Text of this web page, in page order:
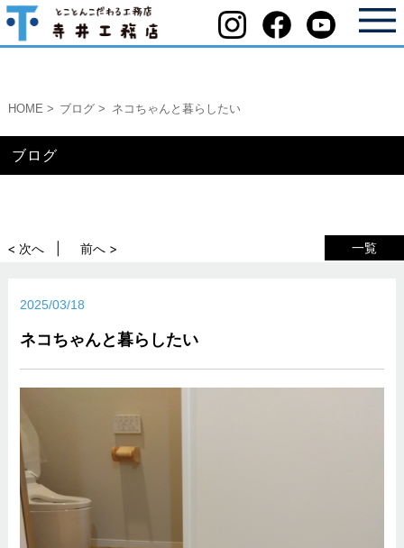
HOME ブログ ネコちゃんと暮らしたい
ブログ
一覧
< 次へ 前へ >
2025/03/18
ネコちゃんと暮らしたい